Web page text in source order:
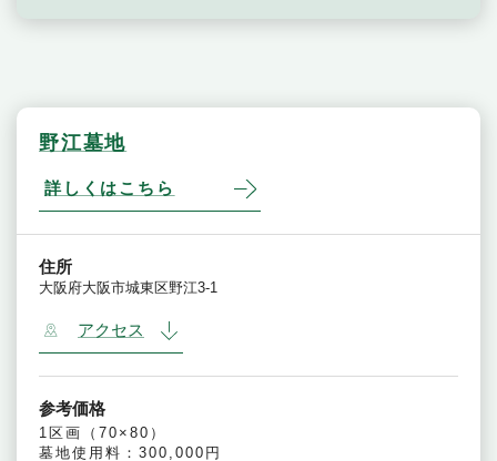
野江墓地
詳しくはこちら
住所
大阪府大阪市城東区野江3-1
アクセス
参考価格
1区画（70×80）
墓地使用料：300,000円